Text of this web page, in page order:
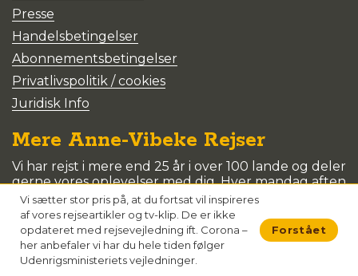
Presse
Handelsbetingelser
Abonnementsbetingelser
Privatlivspolitik / cookies
Juridisk Info
Mere Anne-Vibeke Rejser
Vi har rejst i mere end 25 år i over 100 lande og deler
gerne vores oplevelser med dig. Hver mandag aften
kan du se vores rejseprogrammer på dk4. Du kan
også se en masse gratis tv-indslag og hele Tv-
programmer her på siden. Tilmeld dig vores KLUB
og se tv-programmer i fuld længde, kom til
foredrag og vind fede præmier.
Vi sætter stor pris på, at du fortsat vil inspireres
af vores rejseartikler og tv-klip. De er ikke
opdateret med rejsevejledning ift. Corona –
her anbefaler vi har du hele tiden følger
Udenrigsministeriets vejledninger.
Forstået